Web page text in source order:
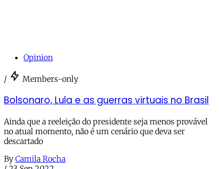
Opinion
/ Members-only
Bolsonaro, Lula e as guerras virtuais no Brasil
Ainda que a reeleição do presidente seja menos provável
no atual momento, não é um cenário que deva ser
descartado
By Camila Rocha